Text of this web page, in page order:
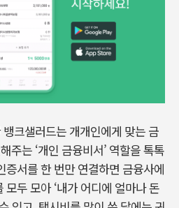
크샐러드는 개개인에게 맞는 금
주는 ‘개인 금융비서’ 역할을 톡톡
증서를 한 번만 연결하면 금융사에
두 모아 ‘내가 어디에 얼마나 돈